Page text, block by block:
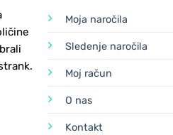
Moja naročila
Sledenje naročila
Moj račun
O nas
Kontakt